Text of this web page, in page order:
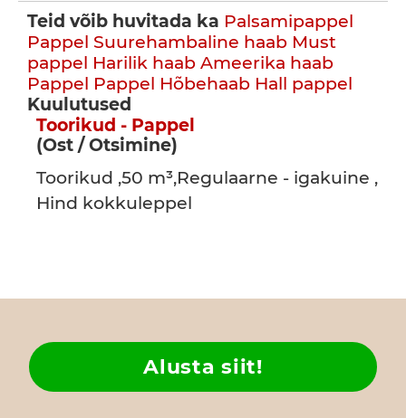
Teid võib huvitada ka Palsamipappel
Pappel Suurehambaline haab Must
pappel Harilik haab Ameerika haab
Pappel Pappel Hõbehaab Hall pappel
Kuulutused
Toorikud - Pappel
(Ost / Otsimine)
Toorikud ,50 m³,Regulaarne - igakuine ,
Hind kokkuleppel
Alusta siit!